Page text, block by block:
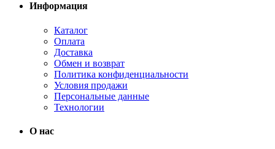
Информация
Каталог
Оплата
Доставка
Обмен и возврат
Политика конфиденциальности
Условия продажи
Персональные данные
Технологии
О нас